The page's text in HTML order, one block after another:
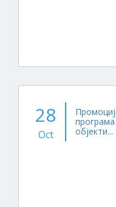
28
Oct
објекти...